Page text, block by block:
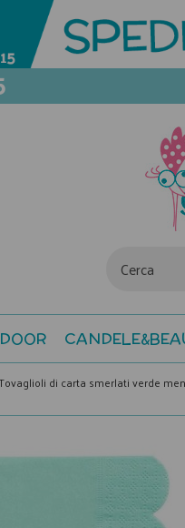
di carta smerlati verde